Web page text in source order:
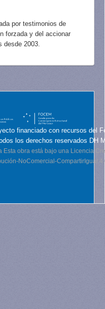
por testimonios de
forzada y del accionar
desde 2003.
financiado con recursos del
los derechos reservados DH
Esta obra está bajo una Licencia
NoComercial-CompartirIgual